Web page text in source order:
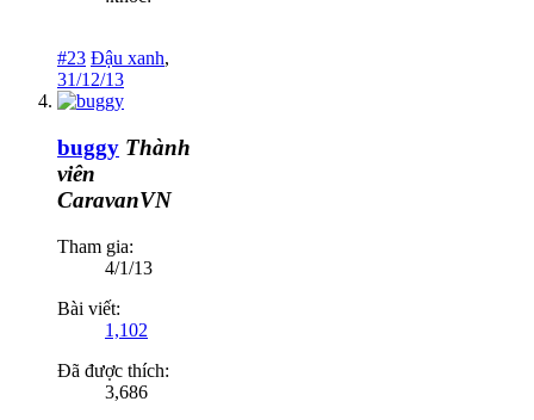
#23 Đậu xanh,
31/12/13
buggy Thành
viên
CaravanVN
Tham gia:
4/1/13
Bài viết:
1,102
Đã được thích:
3,686